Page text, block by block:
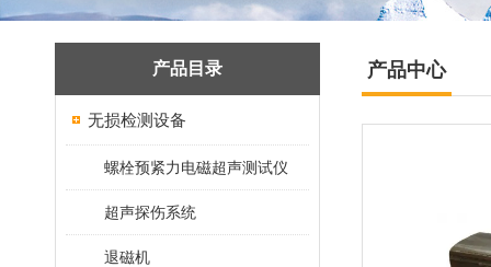
产品目录
无损检测设备
螺栓预紧力电磁超声测试仪
超声探伤系统
退磁机
产品中心